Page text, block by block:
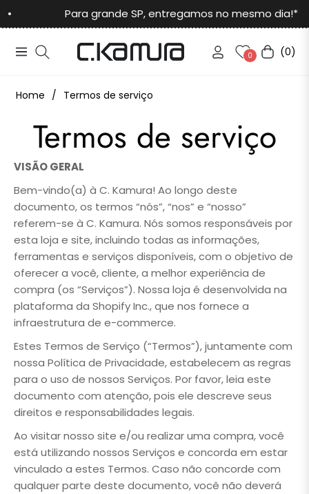
Para grande SP, entregamos no mesmo dia!*
Navigation 0 Carrinho
(0)
Home / Termos de serviço
Termos de serviço
VISÃO GERAL
Bem-vindo(a) à C. Kamura! Ao longo deste
documento, os termos “nós”, “nos” e “nosso”
referem-se à C. Kamura. Nós somos responsáveis por
esta loja e site, incluindo todas as informações,
ferramentas e serviços disponíveis, com o objetivo de
oferecer a você, cliente, a melhor experiência de
compra (os “Serviços”). Nossa loja é desenvolvida na
plataforma da Shopify Inc., que nos fornece a
infraestrutura de e-commerce.
Estes Termos de Serviço (“Termos”), juntamente com
nossa Política de Privacidade, estabelecem as regras
para o uso de nossos Serviços. Por favor, leia este
documento com atenção, pois ele descreve seus
direitos e responsabilidades legais.
Ao visitar nosso site e/ou realizar uma compra, você
está utilizando nossos Serviços e concorda em estar
vinculado a estes Termos. Caso não concorde com
qualquer parte deste documento, você não deverá